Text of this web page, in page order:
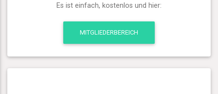
Es ist einfach, kostenlos und hier:
MITGLIEDERBEREICH